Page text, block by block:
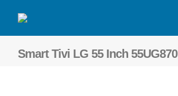
Smart Tivi LG 55 Inch 55UG870